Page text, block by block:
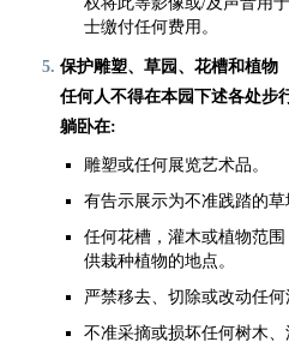
士缴付任何费用。
保护雕塑、草园、花槽和植物
任何人不得在本园下述各处步
躺卧在:
雕塑或任何展览艺术品。
有告示展示为不准践踏的草
任何花槽，灌木或植物范
供栽种植物的地点。
严禁移去、切除或改动任何
不准采摘或损坏任何树木